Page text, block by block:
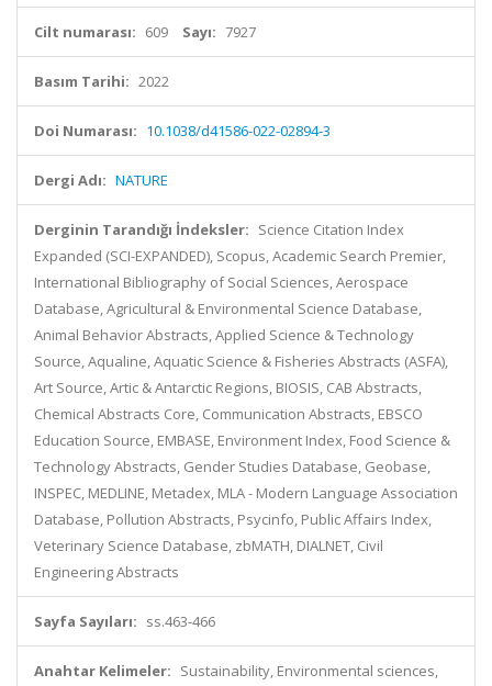
Cilt numarası: 609 Sayı: 7927
Basım Tarihi: 2022
Doi Numarası: 10.1038/d41586-022-02894-3
Dergi Adı: NATURE
Derginin Tarandığı İndeksler: Science Citation Index
Expanded (SCI-EXPANDED), Scopus, Academic Search Premier,
International Bibliography of Social Sciences, Aerospace
Database, Agricultural & Environmental Science Database,
Animal Behavior Abstracts, Applied Science & Technology
Source, Aqualine, Aquatic Science & Fisheries Abstracts (ASFA),
Art Source, Artic & Antarctic Regions, BIOSIS, CAB Abstracts,
Chemical Abstracts Core, Communication Abstracts, EBSCO
Education Source, EMBASE, Environment Index, Food Science &
Technology Abstracts, Gender Studies Database, Geobase,
INSPEC, MEDLINE, Metadex, MLA - Modern Language Association
Database, Pollution Abstracts, Psycinfo, Public Affairs Index,
Veterinary Science Database, zbMATH, DIALNET, Civil
Engineering Abstracts
Sayfa Sayıları: ss.463-466
Anahtar Kelimeler: Sustainability, Environmental sciences,